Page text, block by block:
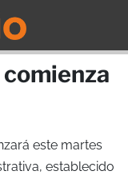
este martes
establecido